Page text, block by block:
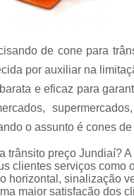
viária
verticais
Tachões
de cone para
por auxiliar na
e eficaz para
o assunto é cones
trânsito preço Jundiaí?
clientes serviços
horizontal, sinalização
maior satisfação dos